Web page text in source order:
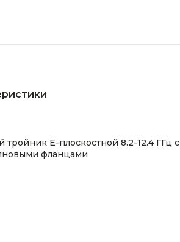
E-плоскостной 8.2-12.4 ГГц с
фланцами